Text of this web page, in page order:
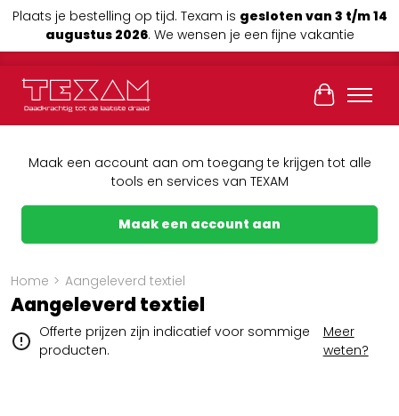
Plaats je bestelling op tijd. Texam is gesloten van 3 t/m 14
augustus 2026. We wensen je een fijne vakantie
Maak een account aan om toegang te krijgen tot alle
tools en services van TEXAM
Maak een account aan
Home > Aangeleverd textiel
Aangeleverd textiel
Offerte prijzen zijn indicatief voor sommige
producten.
Meer
weten?